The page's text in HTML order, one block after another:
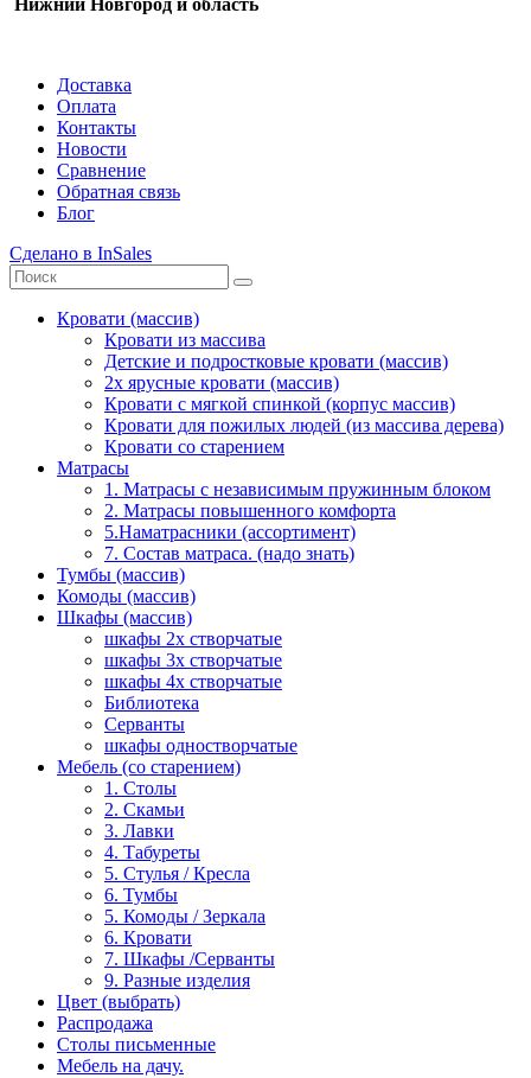
Нижний Новгород и область
Доставка
Оплата
Контакты
Новости
Сравнение
Обратная связь
Блог
Сделано в InSales
Кровати (массив)
Кровати из массива
Детские и подростковые кровати (массив)
2х ярусные кровати (массив)
Кровати с мягкой спинкой (корпус массив)
Кровати для пожилых людей (из массива дерева)
Кровати со старением
Матрасы
1. Матрасы с независимым пружинным блоком
2. Матрасы повышенного комфорта
5.Наматрасники (ассортимент)
7. Состав матраса. (надо знать)
Тумбы (массив)
Комоды (массив)
Шкафы (массив)
шкафы 2х створчатые
шкафы 3х створчатые
шкафы 4х створчатые
Библиотека
Серванты
шкафы одностворчатые
Мебель (со старением)
1. Столы
2. Скамьи
3. Лавки
4. Табуреты
5. Стулья / Кресла
6. Тумбы
5. Комоды / Зеркала
6. Кровати
7. Шкафы /Серванты
9. Разные изделия
Цвет (выбрать)
Распродажа
Столы письменные
Мебель на дачу.